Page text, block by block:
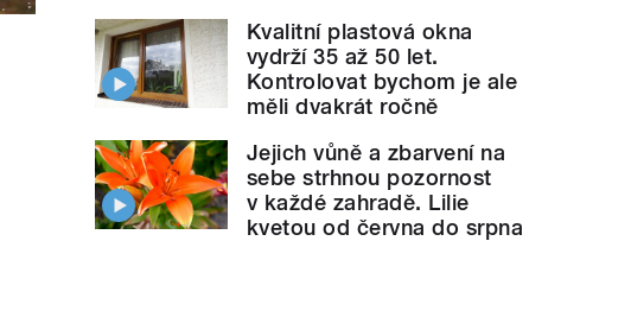
Kvalitní plastová okna
vydrží 35 až 50 let.
Kontrolovat bychom je ale
měli dvakrát ročně
Jejich vůně a zbarvení na
sebe strhnou pozornost
v každé zahradě. Lilie
kvetou od června do srpna